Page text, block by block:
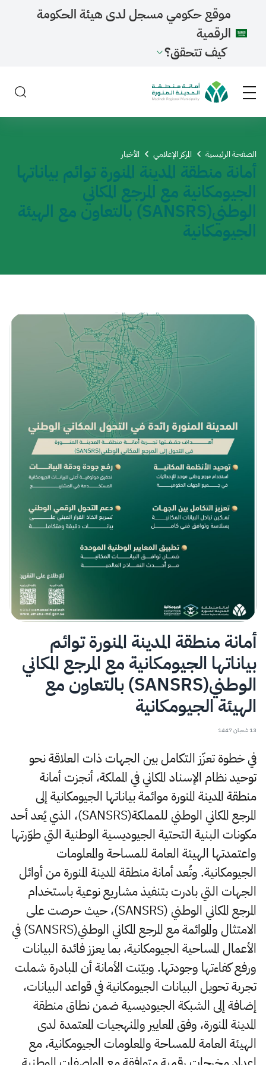
موقع حكومي مسجل لدى هيئة الحكومة
الرقمية
كيف تتحقق؟
الصفحة الرئيسية المركز الإعلامي الأخبار
أمانة منطقة المدينة المنورة توائم بياناتها
الجيومكانية مع المرجع المكاني
الوطني(SANSRS) بالتعاون مع الهيئة
الجيومكانية
أمانة منطقة المدينة المنورة توائم
بياناتها الجيومكانية مع المرجع المكاني
الوطني(SANSRS) بالتعاون مع
الهيئة الجيومكانية
13 شعبان 1447
في خطوة تعزّز التكامل بين الجهات ذات العلاقة نحو
توحيد نظام الإسناد المكاني في المملكة، أنجزت أمانة
منطقة المدينة المنورة موائمة بياناتها الجيومكانية إلى
المرجع المكاني الوطني للمملكة(SANSRS)، الذي يُعد أحد
مكونات البنية التحتية الجيوديسية الوطنية التي طوّرتها
واعتمدتها الهيئة العامة للمساحة والمعلومات
الجيومكانية. وتُعد أمانة منطقة المدينة المنورة من أوائل
الجهات التي بادرت بتنفيذ مشاريع نوعية باستخدام
المرجع المكاني الوطني (SANSRS)، حيث حرصت على
الامتثال والموائمة مع المرجع المكاني الوطني(SANSRS) في
الأعمال المساحية الجيومكانية، بما يعزز فائدة البيانات
ورفع كفاءتها وجودتها. وبيّنت الأمانة أن المبادرة شملت
تجربة تحويل البيانات الجيومكانية في قواعد البيانات،
إضافة إلى الشبكة الجيوديسية ضمن نطاق منطقة
المدينة المنورة، وفق المعايير والمنهجيات المعتمدة لدى
الهيئة العامة للمساحة والمعلومات الجيومكانية، مع